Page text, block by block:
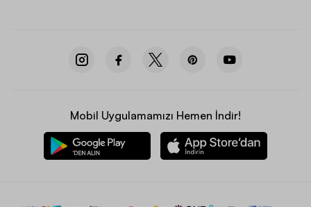
Mobil Uygulamamızı Hemen İndir!